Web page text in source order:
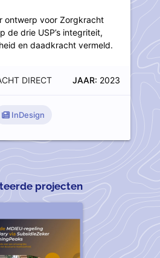
ontwerp voor Zorgkracht
de drie USP’s integriteit,
en daadkracht vermeld.
DIRECT JAAR: 2023
InDesign
projecten